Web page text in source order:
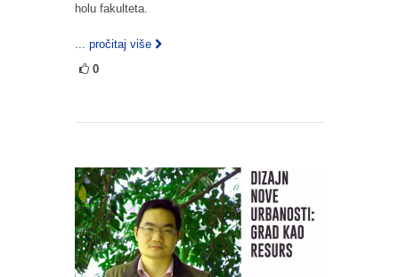
holu fakulteta.
... pročitaj više
0